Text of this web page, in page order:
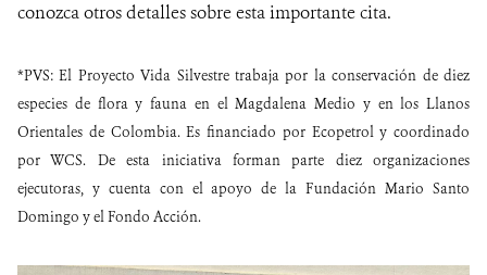
conozca otros detalles sobre esta importante cita.
*PVS: El Proyecto Vida Silvestre trabaja por la conservación de diez
especies de flora y fauna en el Magdalena Medio y en los Llanos
Orientales de Colombia. Es financiado por Ecopetrol y coordinado
por WCS. De esta iniciativa forman parte diez organizaciones
ejecutoras, y cuenta con el apoyo de la Fundación Mario Santo
Domingo y el Fondo Acción.